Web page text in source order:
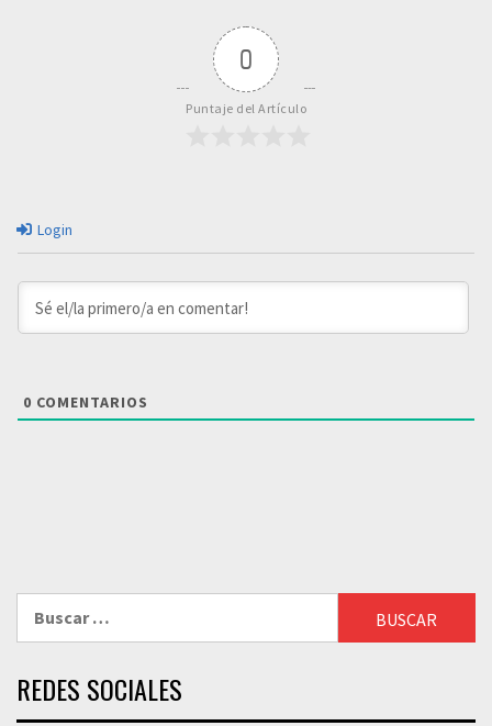
0
Puntaje del Artículo
Login
0 COMENTARIOS
REDES SOCIALES